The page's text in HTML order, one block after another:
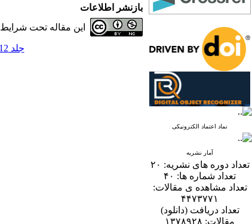
نماد اعتماد الکترونیکی
آمار نشریه
تعداد دوره های نشریه: ۲۰
تعداد شماره ها: ۴۰
تعداد مشاهده ی مقالات:
۴۴۷۳۷۷۱
تعداد دریافت (دانلود)
مقالات: ۱۳۷۸۹۲۸
بازنشر اطلاعات
این مقاله تحت شرایط
جلد 12، شماره 2 - ( 12-1397 )